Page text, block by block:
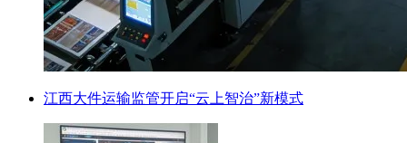
江西大件运输监管开启“云上智治”新模式